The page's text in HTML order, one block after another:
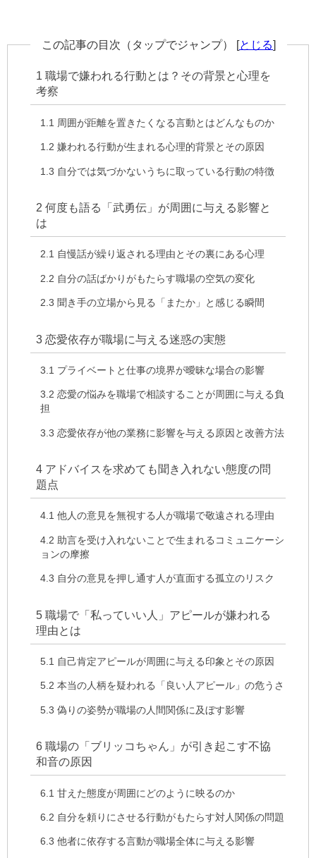
この記事の目次（タップでジャンプ） [とじる]
1 職場で嫌われる行動とは？その背景と心理を
考察
1.1 周囲が距離を置きたくなる言動とはどんなものか
1.2 嫌われる行動が生まれる心理的背景とその原因
1.3 自分では気づかないうちに取っている行動の特徴
2 何度も語る「武勇伝」が周囲に与える影響と
は
2.1 自慢話が繰り返される理由とその裏にある心理
2.2 自分の話ばかりがもたらす職場の空気の変化
2.3 聞き手の立場から見る「またか」と感じる瞬間
3 恋愛依存が職場に与える迷惑の実態
3.1 プライベートと仕事の境界が曖昧な場合の影響
3.2 恋愛の悩みを職場で相談することが周囲に与える負
担
3.3 恋愛依存が他の業務に影響を与える原因と改善方法
4 アドバイスを求めても聞き入れない態度の問
題点
4.1 他人の意見を無視する人が職場で敬遠される理由
4.2 助言を受け入れないことで生まれるコミュニケーシ
ョンの摩擦
4.3 自分の意見を押し通す人が直面する孤立のリスク
5 職場で「私っていい人」アピールが嫌われる
理由とは
5.1 自己肯定アピールが周囲に与える印象とその原因
5.2 本当の人柄を疑われる「良い人アピール」の危うさ
5.3 偽りの姿勢が職場の人間関係に及ぼす影響
6 職場の「ブリッコちゃん」が引き起こす不協
和音の原因
6.1 甘えた態度が周囲にどのように映るのか
6.2 自分を頼りにさせる行動がもたらす対人関係の問題
6.3 他者に依存する言動が職場全体に与える影響